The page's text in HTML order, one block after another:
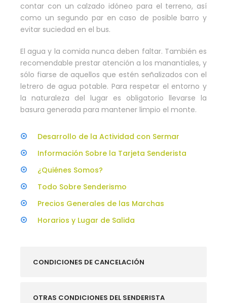
contar con un calzado idóneo para el terreno, así
como un segundo par en caso de posible barro y
evitar suciedad en el bus.
El agua y la comida nunca deben faltar. También es
recomendable prestar atención a los manantiales, y
sólo fiarse de aquellos que estén señalizados con el
letrero de agua potable. Para respetar el entorno y
la naturaleza del lugar es obligatorio llevarse la
basura generada para mantener limpio el monte.
Desarrollo de la Actividad con Sermar
Información Sobre la Tarjeta Senderista
¿Quiénes Somos?
Todo Sobre Senderismo
Precios Generales de las Marchas
Horarios y Lugar de Salida
CONDICIONES DE CANCELACIÓN
OTRAS CONDICIONES DEL SENDERISTA